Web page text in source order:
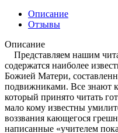
Описание
Отзывы
Описание
Представляем нашим
содержатся наиболее
Божией Матери,
подвижниками. Все знают
который принято читать
мало кому известны
воззвания кающегося
написанные «учителем